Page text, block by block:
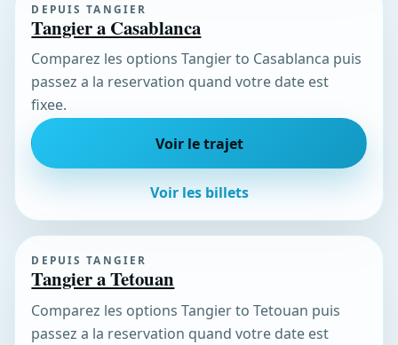
DEPUIS TANGIER
Tangier a Casablanca
Comparez les options Tangier to Casablanca puis
passez a la reservation quand votre date est
fixee.
Voir le trajet
Voir les billets
DEPUIS TANGIER
Tangier a Tetouan
Comparez les options Tangier to Tetouan puis
passez a la reservation quand votre date est